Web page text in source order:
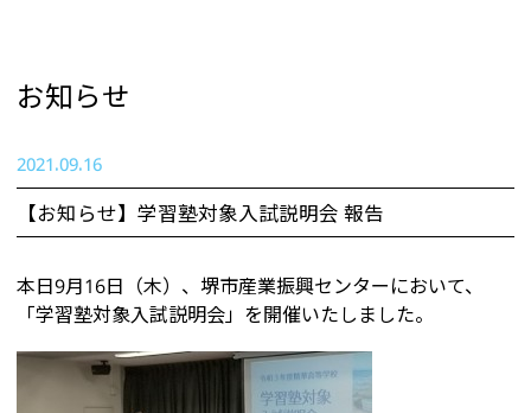
お知らせ
2021.09.16
【お知らせ】学習塾対象入試説明会 報告
本日9月16日（木）、堺市産業振興センターにおいて、
「学習塾対象入試説明会」を開催いたしました。